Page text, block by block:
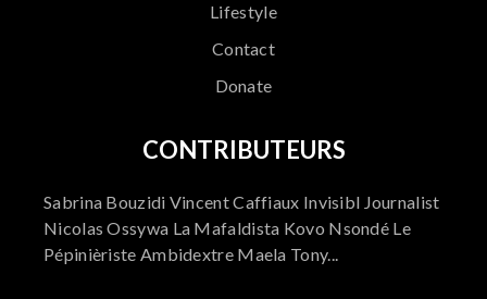
Lifestyle
Contact
Donate
CONTRIBUTEURS
Sabrina Bouzidi Vincent Caffiaux Invisibl Journalist
Nicolas Ossywa La Mafaldista Kovo Nsondé Le
Pépinièriste Ambidextre Maela Tony...